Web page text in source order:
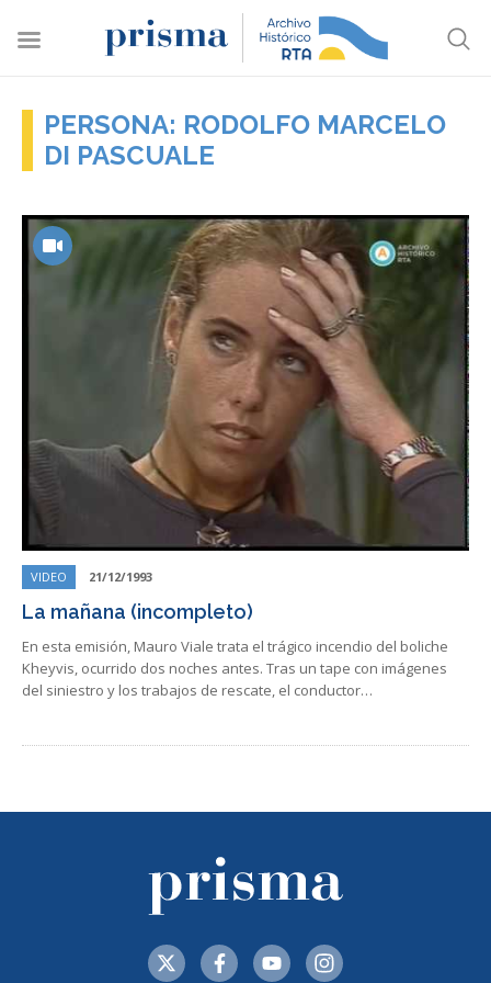
PERSONA: RODOLFO MARCELO
DI PASCUALE
VIDEO 21/12/1993
La mañana (incompleto)
En esta emisión, Mauro Viale trata el trágico incendio del boliche
Kheyvis, ocurrido dos noches antes. Tras un tape con imágenes
del siniestro y los trabajos de rescate, el conductor…